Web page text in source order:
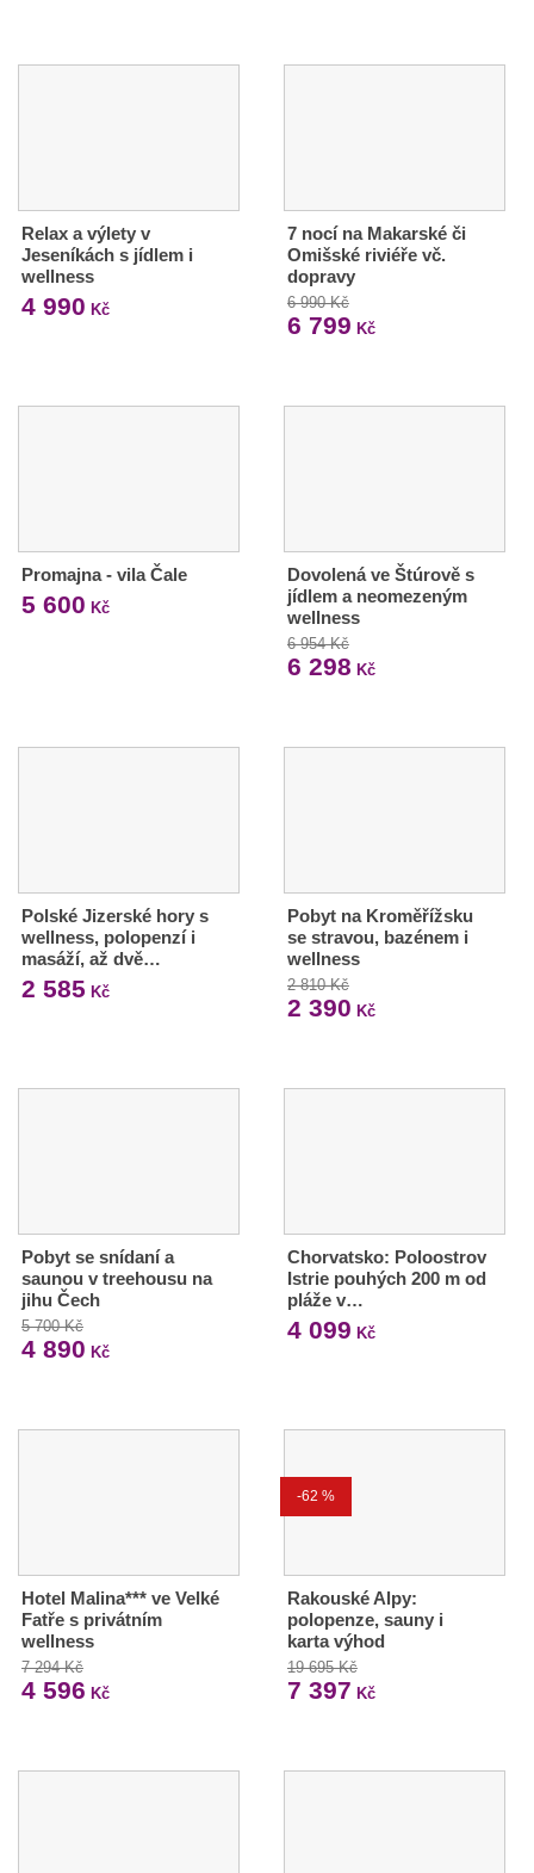
Relax a výlety v
Jeseníkách s jídlem i
wellness
4 990 Kč
7 nocí na Makarské či
Omišské riviéře vč.
dopravy
6 990 Kč
6 799 Kč
Promajna - vila Čale
5 600 Kč
Dovolená ve Štúrově s
jídlem a neomezeným
wellness
6 954 Kč
6 298 Kč
Polské Jizerské hory s
wellness, polopenzí i
masáží, až dvě…
2 585 Kč
Pobyt na Kroměřížsku
se stravou, bazénem i
wellness
2 810 Kč
2 390 Kč
Pobyt se snídaní a
saunou v treehousu na
jihu Čech
5 700 Kč
4 890 Kč
Chorvatsko: Poloostrov
Istrie pouhých 200 m od
pláže v…
4 099 Kč
Hotel Malina*** ve Velké
Fatře s privátním
wellness
7 294 Kč
4 596 Kč
-62 %
Rakouské Alpy:
polopenze, sauny i
karta výhod
19 695 Kč
7 397 Kč